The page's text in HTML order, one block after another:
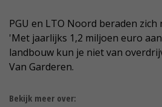
PGU en LTO Noord beraden zich
'Met jaarlijks 1,2 miljoen euro
landbouw kun je niet van
Van Garderen.
Bekijk meer over: